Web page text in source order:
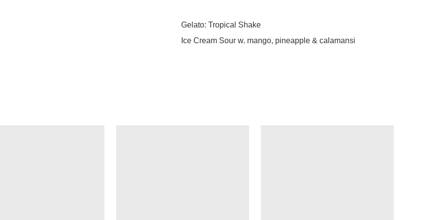
Gelato: Tropical Shake
Ice Cream Sour w. mango, pineapple & calamansi